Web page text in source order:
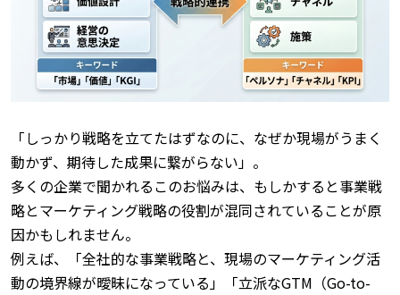
「しっかり戦略を立てたはずなのに、なぜか現場がうまく
動かず、期待した成果に繋がらない」。
多くの企業で聞かれるこのお悩みは、もしかすると事業戦
略とマーケティング戦略の役割が混同されていることが原
因かもしれません。
例えば、「全社的な事業戦略と、現場のマーケティング活
動の境界線が曖昧になっている」「立派なGTM（Go-to-